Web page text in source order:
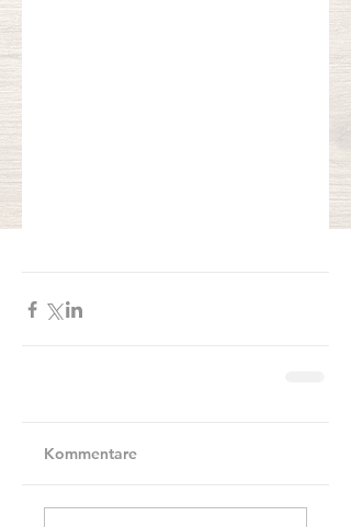
Kommentare